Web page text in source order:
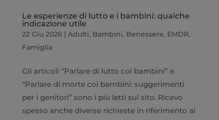
Le esperienze di lutto e i bambini: qualche
indicazione utile
22 Giu 2026 | Adulti, Bambini, Benessere, EMDR,
Famiglia
Gli articoli “Parlare di lutto coi bambini” e
“Parlare di morte coi bambini: suggerimenti
per i genitori” sono i più letti sul sito. Ricevo
spesso anche diverse richieste in riferimento ai